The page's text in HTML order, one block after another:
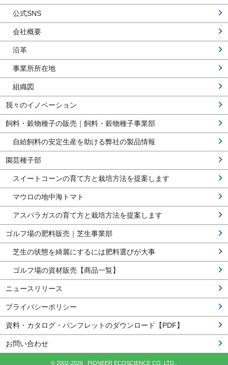
公式SNS
会社概要
沿革
事業所所在地
組織図
我々のイノベーション
飼料・穀物種子の販売｜飼料・穀物種子事業部
自給飼料の安定生産を助ける弊社の製品情報
園芸種子部
スイートコーンの育て方と栽培方法を提案します
マウロの地中海トマト
アスパラガスの育て方と栽培方法を提案します
ゴルフ場の肥料販売｜芝生事業部
芝生の状態を綺麗にするには肥料選びが大事
ゴルフ場の資材販売【商品一覧】
ニュースリリース
プライバシーポリシー
資料・カタログ・パンフレットのダウンロード【PDF】
お問い合わせ
© 2002-2026 PIONEER ECOSCIENCE CO.,LTD..